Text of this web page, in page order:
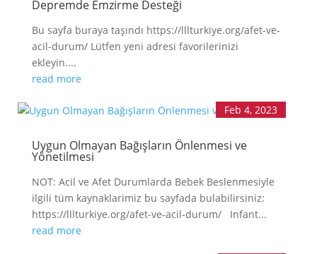
Depremde Emzirme Desteği
Bu sayfa buraya taşındı https://lllturkiye.org/afet-ve-
acil-durum/ Lütfen yeni adresi favorilerinizi
ekleyin....
read more
Uygun Olmayan Bağışların Önlenmesi ve
Yönetilmesi
Feb 4, 2023
NOT: Acil ve Afet Durumlarda Bebek Beslenmesiyle
ilgili tüm kaynaklarimiz bu sayfada bulabilirsiniz:
https://lllturkiye.org/afet-ve-acil-durum/ Infant...
read more